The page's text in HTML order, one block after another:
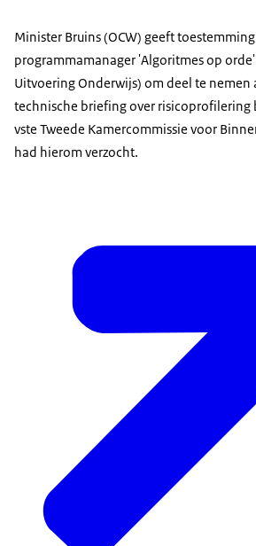
Minister Bruins (OCW) geeft
programmamanager 'Algoritmes op
Uitvoering Onderwijs) om deel te nemen
technische briefing over risicoprofilering
vste Tweede Kamercommissie voor
had hierom verzocht.